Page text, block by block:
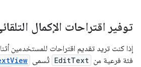
توفير اقتراحات الإكمال
إذا كنت تريد تقديم اقتراحات للمستخدمين
فئة فرعية من EditText تُسمى